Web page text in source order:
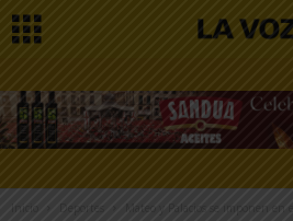
Inicio Mateo y Palacios se imponen en